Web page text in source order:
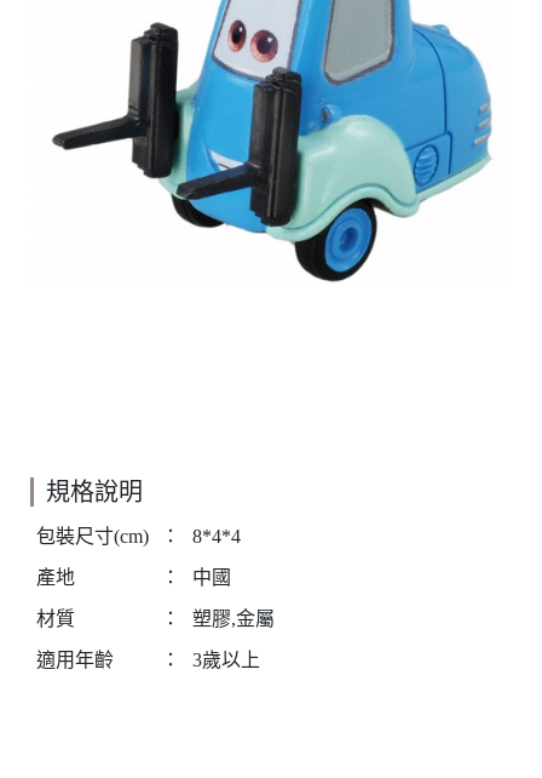
規格說明
包裝尺寸(cm) ：
8*4*4
產地
：
中國
材質
：
塑膠,金屬
適用年齡
： 3歲以上